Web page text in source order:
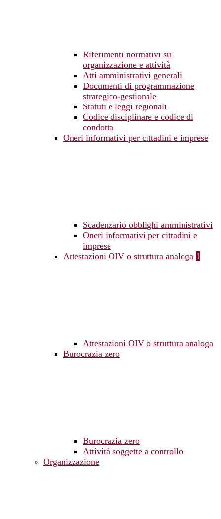
Riferimenti normativi su
organizzazione e attività
Atti amministrativi generali
Documenti di programmazione
strategico-gestionale
Statuti e leggi regionali
Codice disciplinare e codice di
condotta
Oneri informativi per cittadini e imprese
Scadenzario obblighi amministrativi
Oneri informativi per cittadini e
imprese
Attestazioni OIV o struttura analoga 1
Attestazioni OIV o struttura analoga
Burocrazia zero
Burocrazia zero
Attività soggette a controllo
Organizzazione